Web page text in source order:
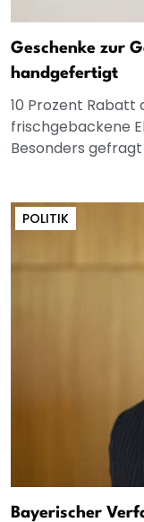
Geschenke zur
handgefertigt
10 Prozent
frischgebackene
Besonders
POLITIK
Bayerischer